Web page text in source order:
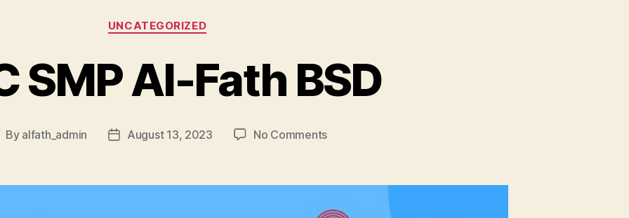
UNCATEGORIZED
SMP Al-Fath BSD
By alfath_admin August 13, 2023 No Comments